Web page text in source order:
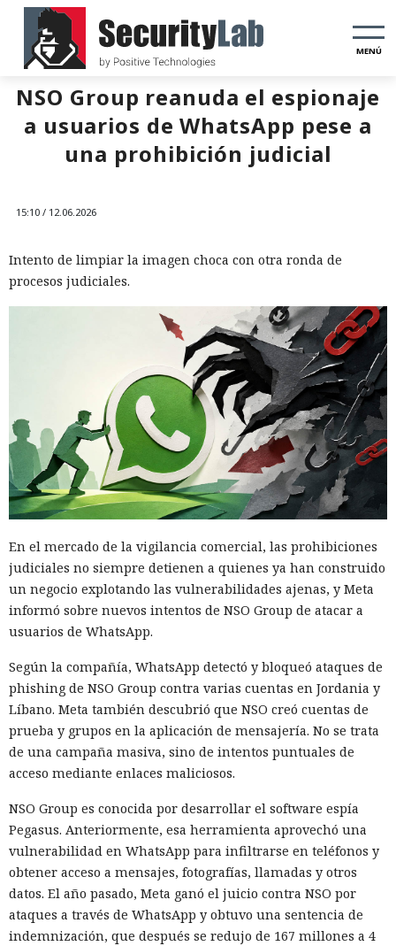
MENÚ
NSO Group reanuda el espionaje
a usuarios de WhatsApp pese a
una prohibición judicial
15:10 / 12.06.2026
Intento de limpiar la imagen choca con otra ronda de
procesos judiciales.
En el mercado de la vigilancia comercial, las prohibiciones
judiciales no siempre detienen a quienes ya han construido
un negocio explotando las vulnerabilidades ajenas, y Meta
informó sobre nuevos intentos de NSO Group de atacar a
usuarios de WhatsApp.
Según la compañía, WhatsApp detectó y bloqueó ataques de
phishing de NSO Group contra varias cuentas en Jordania y
Líbano. Meta también descubrió que NSO creó cuentas de
prueba y grupos en la aplicación de mensajería. No se trata
de una campaña masiva, sino de intentos puntuales de
acceso mediante enlaces maliciosos.
NSO Group es conocida por desarrollar el software espía
Pegasus. Anteriormente, esa herramienta aprovechó una
vulnerabilidad en WhatsApp para infiltrarse en teléfonos y
obtener acceso a mensajes, fotografías, llamadas y otros
datos. El año pasado, Meta ganó el juicio contra NSO por
ataques a través de WhatsApp y obtuvo una sentencia de
indemnización, que después se redujo de 167 millones a 4